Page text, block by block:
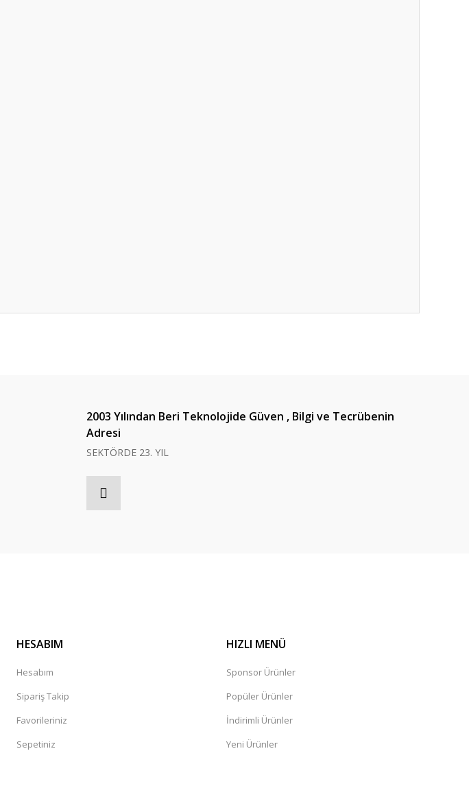
2003 Yılından Beri Teknolojide Güven , Bilgi ve Tecrübenin
Adresi
SEKTÖRDE 23. YIL
HESABIM
Hesabım
Sipariş Takip
Favorileriniz
Sepetiniz
HIZLI MENÜ
Sponsor Ürünler
Popüler Ürünler
İndirimli Ürünler
Yeni Ürünler